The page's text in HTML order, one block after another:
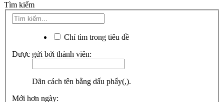
Tìm kiếm
Chỉ tìm trong tiêu đề
Được gửi bởi thành viên:
Dãn cách tên bằng dấu phẩy(,).
Mới hơn ngày: